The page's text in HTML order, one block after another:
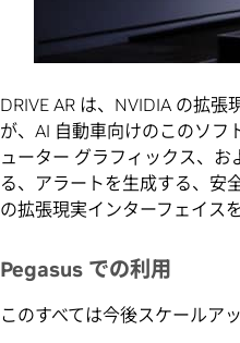
DRIVE AR は、NVIDIA の拡
が、AI 自動車向けのこのソフ
ューター グラフィックス、お
る、アラートを生成する、安
の拡張現実インターフェイス
Pegasus での利用
このすべては今後スケールア